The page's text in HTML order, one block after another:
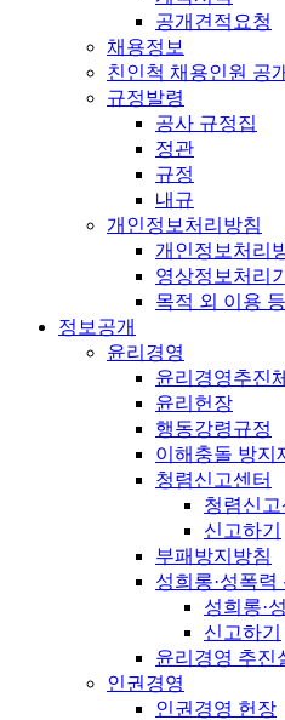
공개견적요청
채용정보
친인척 채용인원 공
규정발령
공사 규정집
정관
규정
내규
개인정보처리방침
개인정보처리
영상정보처리
목적 외 이용
정보공개
윤리경영
윤리경영추진
윤리헌장
행동강령규정
이해충돌 방지
청렴신고센터
청렴신고
신고하기
부패방지방침
성희롱·성폭력
성희롱·
신고하기
윤리경영 추진
인권경영
인권경영 헌장